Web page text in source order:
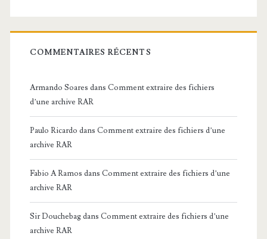
COMMENTAIRES RÉCENTS
Armando Soares dans Comment extraire des fichiers
d’une archive RAR
Paulo Ricardo dans Comment extraire des fichiers d’une
archive RAR
Fabio A Ramos dans Comment extraire des fichiers d’une
archive RAR
Sir Douchebagdans Comment extraire des fichiers d’une
archive RAR